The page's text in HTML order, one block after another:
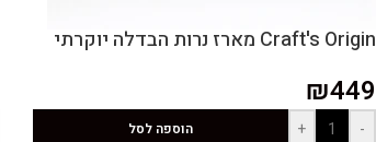
Craft's Origin מארז נרות הבדלה יוקרתי
₪449
-
+ הוספה לסל